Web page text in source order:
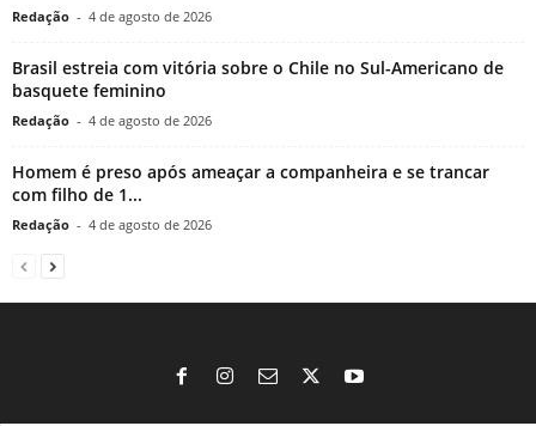
Redação - 4 de agosto de 2026
Brasil estreia com vitória sobre o Chile no Sul-Americano de
basquete feminino
Redação - 4 de agosto de 2026
Homem é preso após ameaçar a companheira e se trancar
com filho de 1...
Redação - 4 de agosto de 2026